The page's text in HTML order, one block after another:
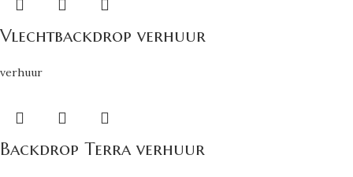
Vlechtbackdrop verhuur
verhuur
Backdrop Terra verhuur